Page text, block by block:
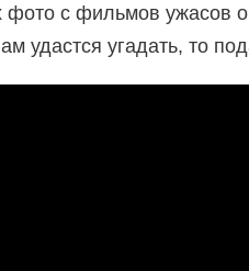
фото с фильмов ужасов
удастся угадать, то